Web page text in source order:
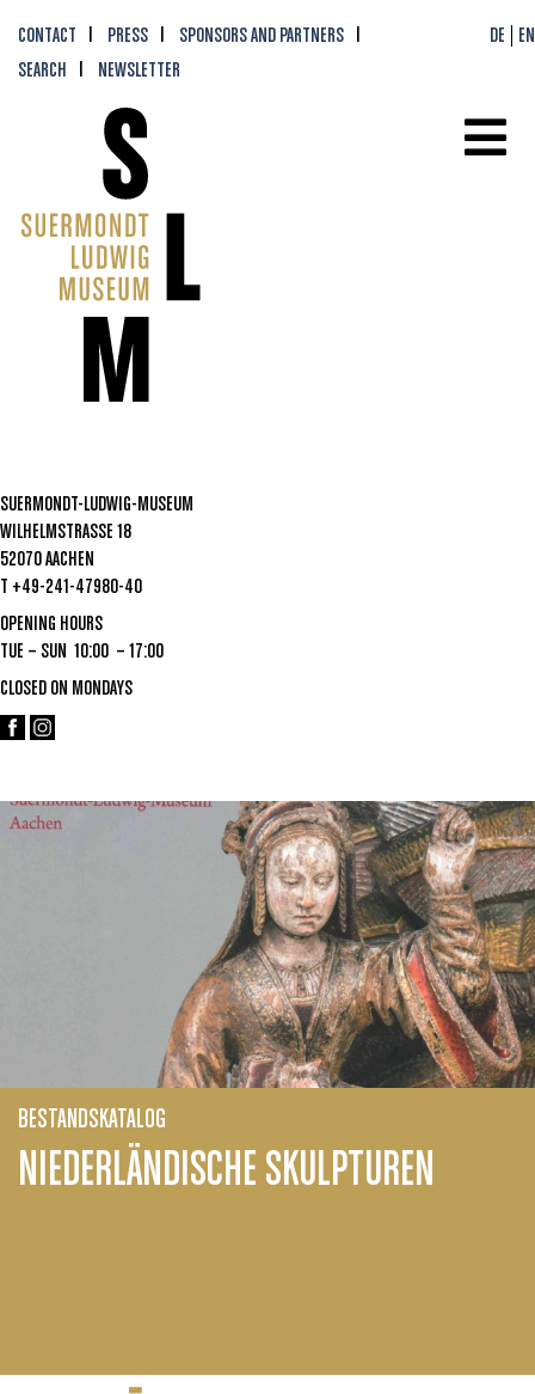
CONTACT PRESS
SPONSORS AND PARTNERS
SEARCH
NEWSLETTER
DE EN
SUERMONDT-LUDWIG-MUSEUM
WILHELMSTRASSE 18
52070 AACHEN
T +49-241-47980-40
OPENING HOURS
TUE – SUN 10:00 – 17:00
CLOSED ON MONDAYS
BESTANDSKATALOG
NIEDERLÄNDISCHE SKULPTUREN